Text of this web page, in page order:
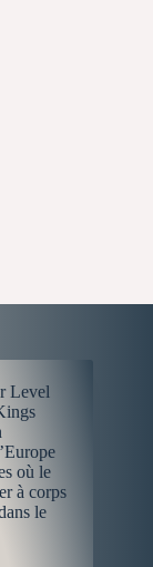
Level
où le
à corps
le